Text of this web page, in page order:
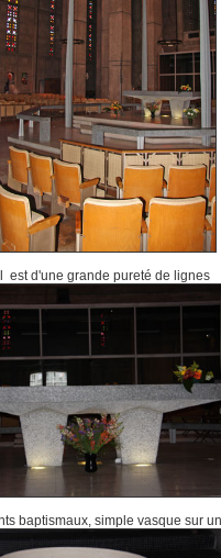
est d'une grande pureté de lignes
baptismaux, simple vasque sur